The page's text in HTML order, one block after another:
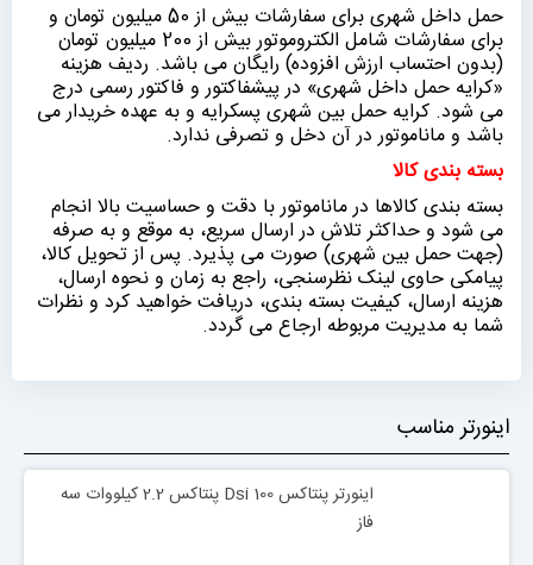
حمل داخل شهری برای سفارشات بیش از 50 میلیون تومان و
برای سفارشات شامل الکتروموتور بیش از 200 میلیون تومان
(بدون احتساب ارزش افزوده) رایگان می باشد. ردیف هزینه
«كرايه حمل داخل شهری» در پیشفاکتور و فاکتور رسمی درج
می شود. کرایه حمل بین شهری پسکرایه و به عهده خریدار می
باشد و ماناموتور در آن دخل و تصرفی ندارد.
بسته بندی کالا
بسته بندی کالاها در ماناموتور با دقت و حساسیت بالا انجام
می شود و حداکثر تلاش در ارسال سریع، به موقع و به صرفه
(جهت حمل بین شهری) صورت می پذیرد. پس از تحویل کالا،
پیامکی حاوی لینک نظرسنجی، راجع به زمان و نحوه ارسال،
هزینه ارسال، کیفیت بسته بندی، دریافت خواهید کرد و نظرات
شما به مدیریت مربوطه ارجاع می گردد.
اینورتر مناسب
اینورتر پنتاکس Dsi 100 پنتاکس 2.2 کیلووات سه
فاز